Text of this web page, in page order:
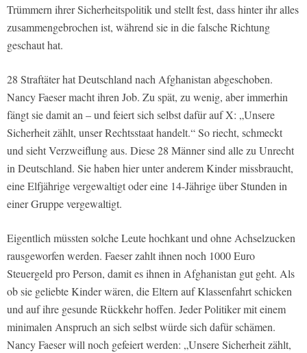
Trümmern ihrer Sicherheitspolitik und stellt fest, dass hinter ihr alles
zusammengebrochen ist, während sie in die falsche Richtung
geschaut hat.
28 Straftäter hat Deutschland nach Afghanistan abgeschoben.
Nancy Faeser macht ihren Job. Zu spät, zu wenig, aber immerhin
fängt sie damit an – und feiert sich selbst dafür auf X: „Unsere
Sicherheit zählt, unser Rechtsstaat handelt.“ So riecht, schmeckt
und sieht Verzweiflung aus. Diese 28 Männer sind alle zu Unrecht
in Deutschland. Sie haben hier unter anderem Kinder missbraucht,
eine Elfjährige vergewaltigt oder eine 14-Jährige über Stunden in
einer Gruppe vergewaltigt.
Eigentlich müssten solche Leute hochkant und ohne Achselzucken
rausgeworfen werden. Faeser zahlt ihnen noch 1000 Euro
Steuergeld pro Person, damit es ihnen in Afghanistan gut geht. Als
ob sie geliebte Kinder wären, die Eltern auf Klassenfahrt schicken
und auf ihre gesunde Rückkehr hoffen. Jeder Politiker mit einem
minimalen Anspruch an sich selbst würde sich dafür schämen.
Nancy Faeser will noch gefeiert werden: „Unsere Sicherheit zählt,